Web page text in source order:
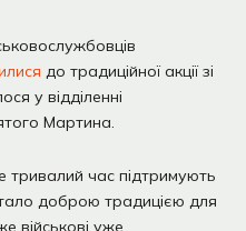
до традиційної акції зі
у відділенні
Мартина.
час підтримують
доброю традицією для
військові уже